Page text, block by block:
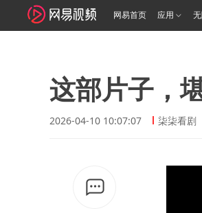
网易首页 应用
这部片子，
2026-04-10 10:07:07 柒柒看剧